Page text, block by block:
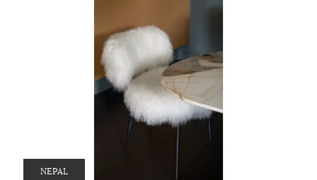
NEPAL